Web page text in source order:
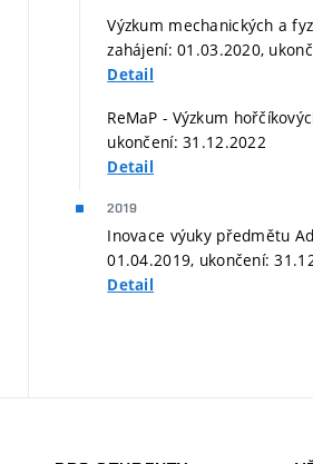
Výzkum mechanických a
zahájení: 01.03.2020,
Detail
ReMaP - Výzkum
ukončení: 31.12.2022
Detail
2019
Inovace výuky předmětu
01.04.2019, ukončení:
Detail